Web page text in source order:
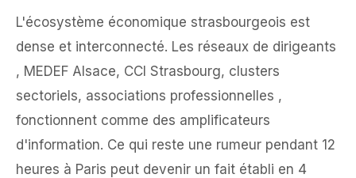
L'écosystème économique strasbourgeois est
dense et interconnecté. Les réseaux de dirigeants
, MEDEF Alsace, CCI Strasbourg, clusters
sectoriels, associations professionnelles ,
fonctionnent comme des amplificateurs
d'information. Ce qui reste une rumeur pendant 12
heures à Paris peut devenir un fait établi en 4